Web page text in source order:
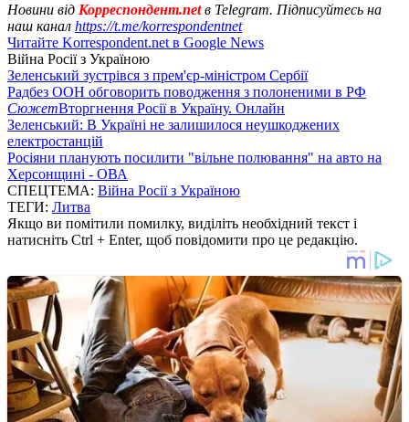
Новини від Корреспондент.netв Telegram. Підписуйтесь на
наш канал https://t.me/korrespondentnet
Читайте Korrespondent.net в Google News
Війна Росії з Україною
Зеленський зустрівся з прем'єр-міністром Сербії
Радбез ООН обговорить поводження з полоненими в РФ
СюжетВторгнення Росії в Україну. Онлайн
Зеленський: В Україні не залишилося неушкоджених
електростанцій
Росіяни планують посилити "вільне полювання" на авто на
Херсонщині - ОВА
СПЕЦТЕМА: Війна Росії з Україною
ТЕГИ: Литва
Якщо ви помітили помилку, виділіть необхідний текст і
натисніть Ctrl + Enter, щоб повідомити про це редакцію.